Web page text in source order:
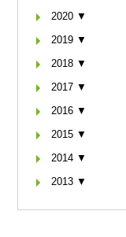
2020 ▼
2019 ▼
2018 ▼
2017 ▼
2016 ▼
2015 ▼
2014 ▼
2013 ▼